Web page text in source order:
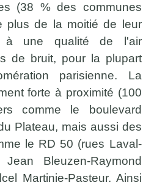
(38 % des communes
plus de la moitié de leur
à une qualité de l'air
de bruit, pour la plupart
parisienne. La
forte à proximité (100
comme le boulevard
Plateau, mais aussi des
le RD 50 (rues Laval-
Bleuzen-Raymond
Martinie-Pasteur. Ainsi